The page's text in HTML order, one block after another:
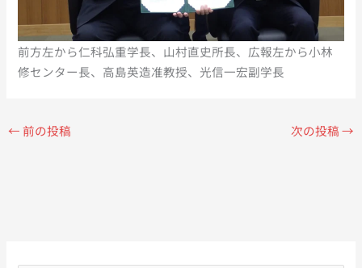
前方左から仁科弘重学長、山村直史所長、広報左から小林
修センター長、高島英造准教授、光信一宏副学長
←前の投稿 次の投稿→